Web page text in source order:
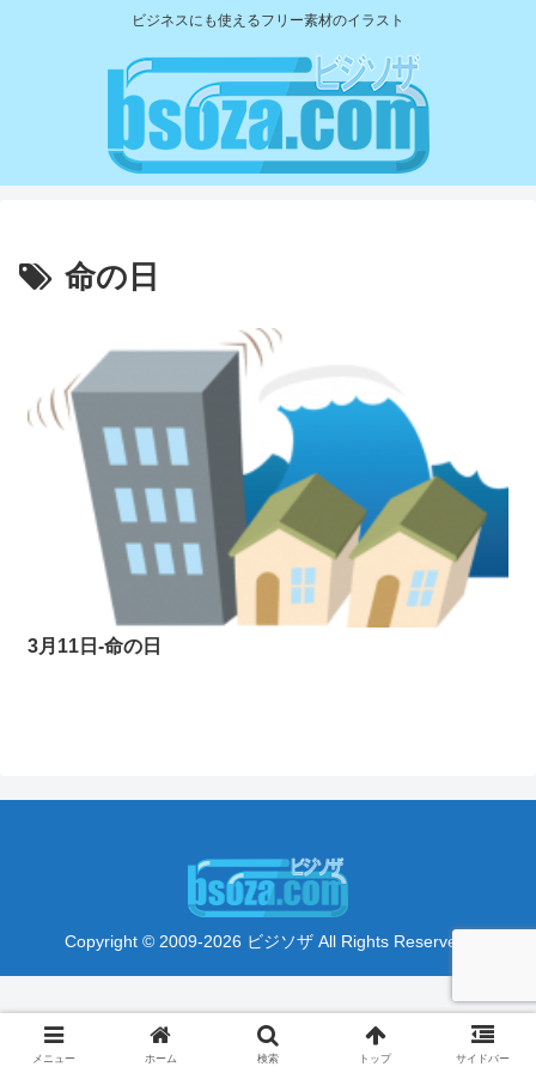
ビジネスにも使えるフリー素材のイラスト
命の日
3月11日-命の日
Copyright © 2009-2026 ビジソザ All Rights Reserved.
メニュー ホーム 検索 トップ サイドバー